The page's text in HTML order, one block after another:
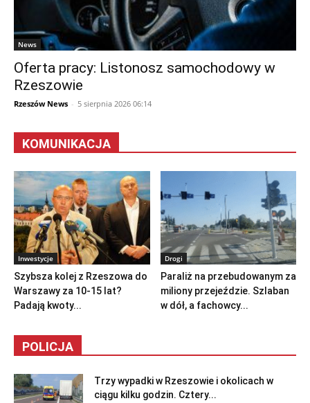
News
Oferta pracy: Listonosz samochodowy w
Rzeszowie
Rzeszów News - 5 sierpnia 2026 06:14
KOMUNIKACJA
Inwestycje
Szybsza kolej z Rzeszowa do
Warszawy za 10-15 lat?
Padają kwoty...
Drogi
Paraliż na przebudowanym za
miliony przejeździe. Szlaban
w dół, a fachowcy...
POLICJA
Trzy wypadki w Rzeszowie i okolicach w
ciągu kilku godzin. Cztery...